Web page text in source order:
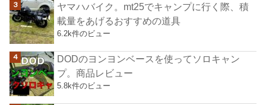
ヤマハバイク。mt25でキャンプに行く際、積
載量をあげるおすすめの道具
6.2k件のビュー
DODのヨンヨンベースを使ってソロキャン
プ。商品レビュー
5.8k件のビュー